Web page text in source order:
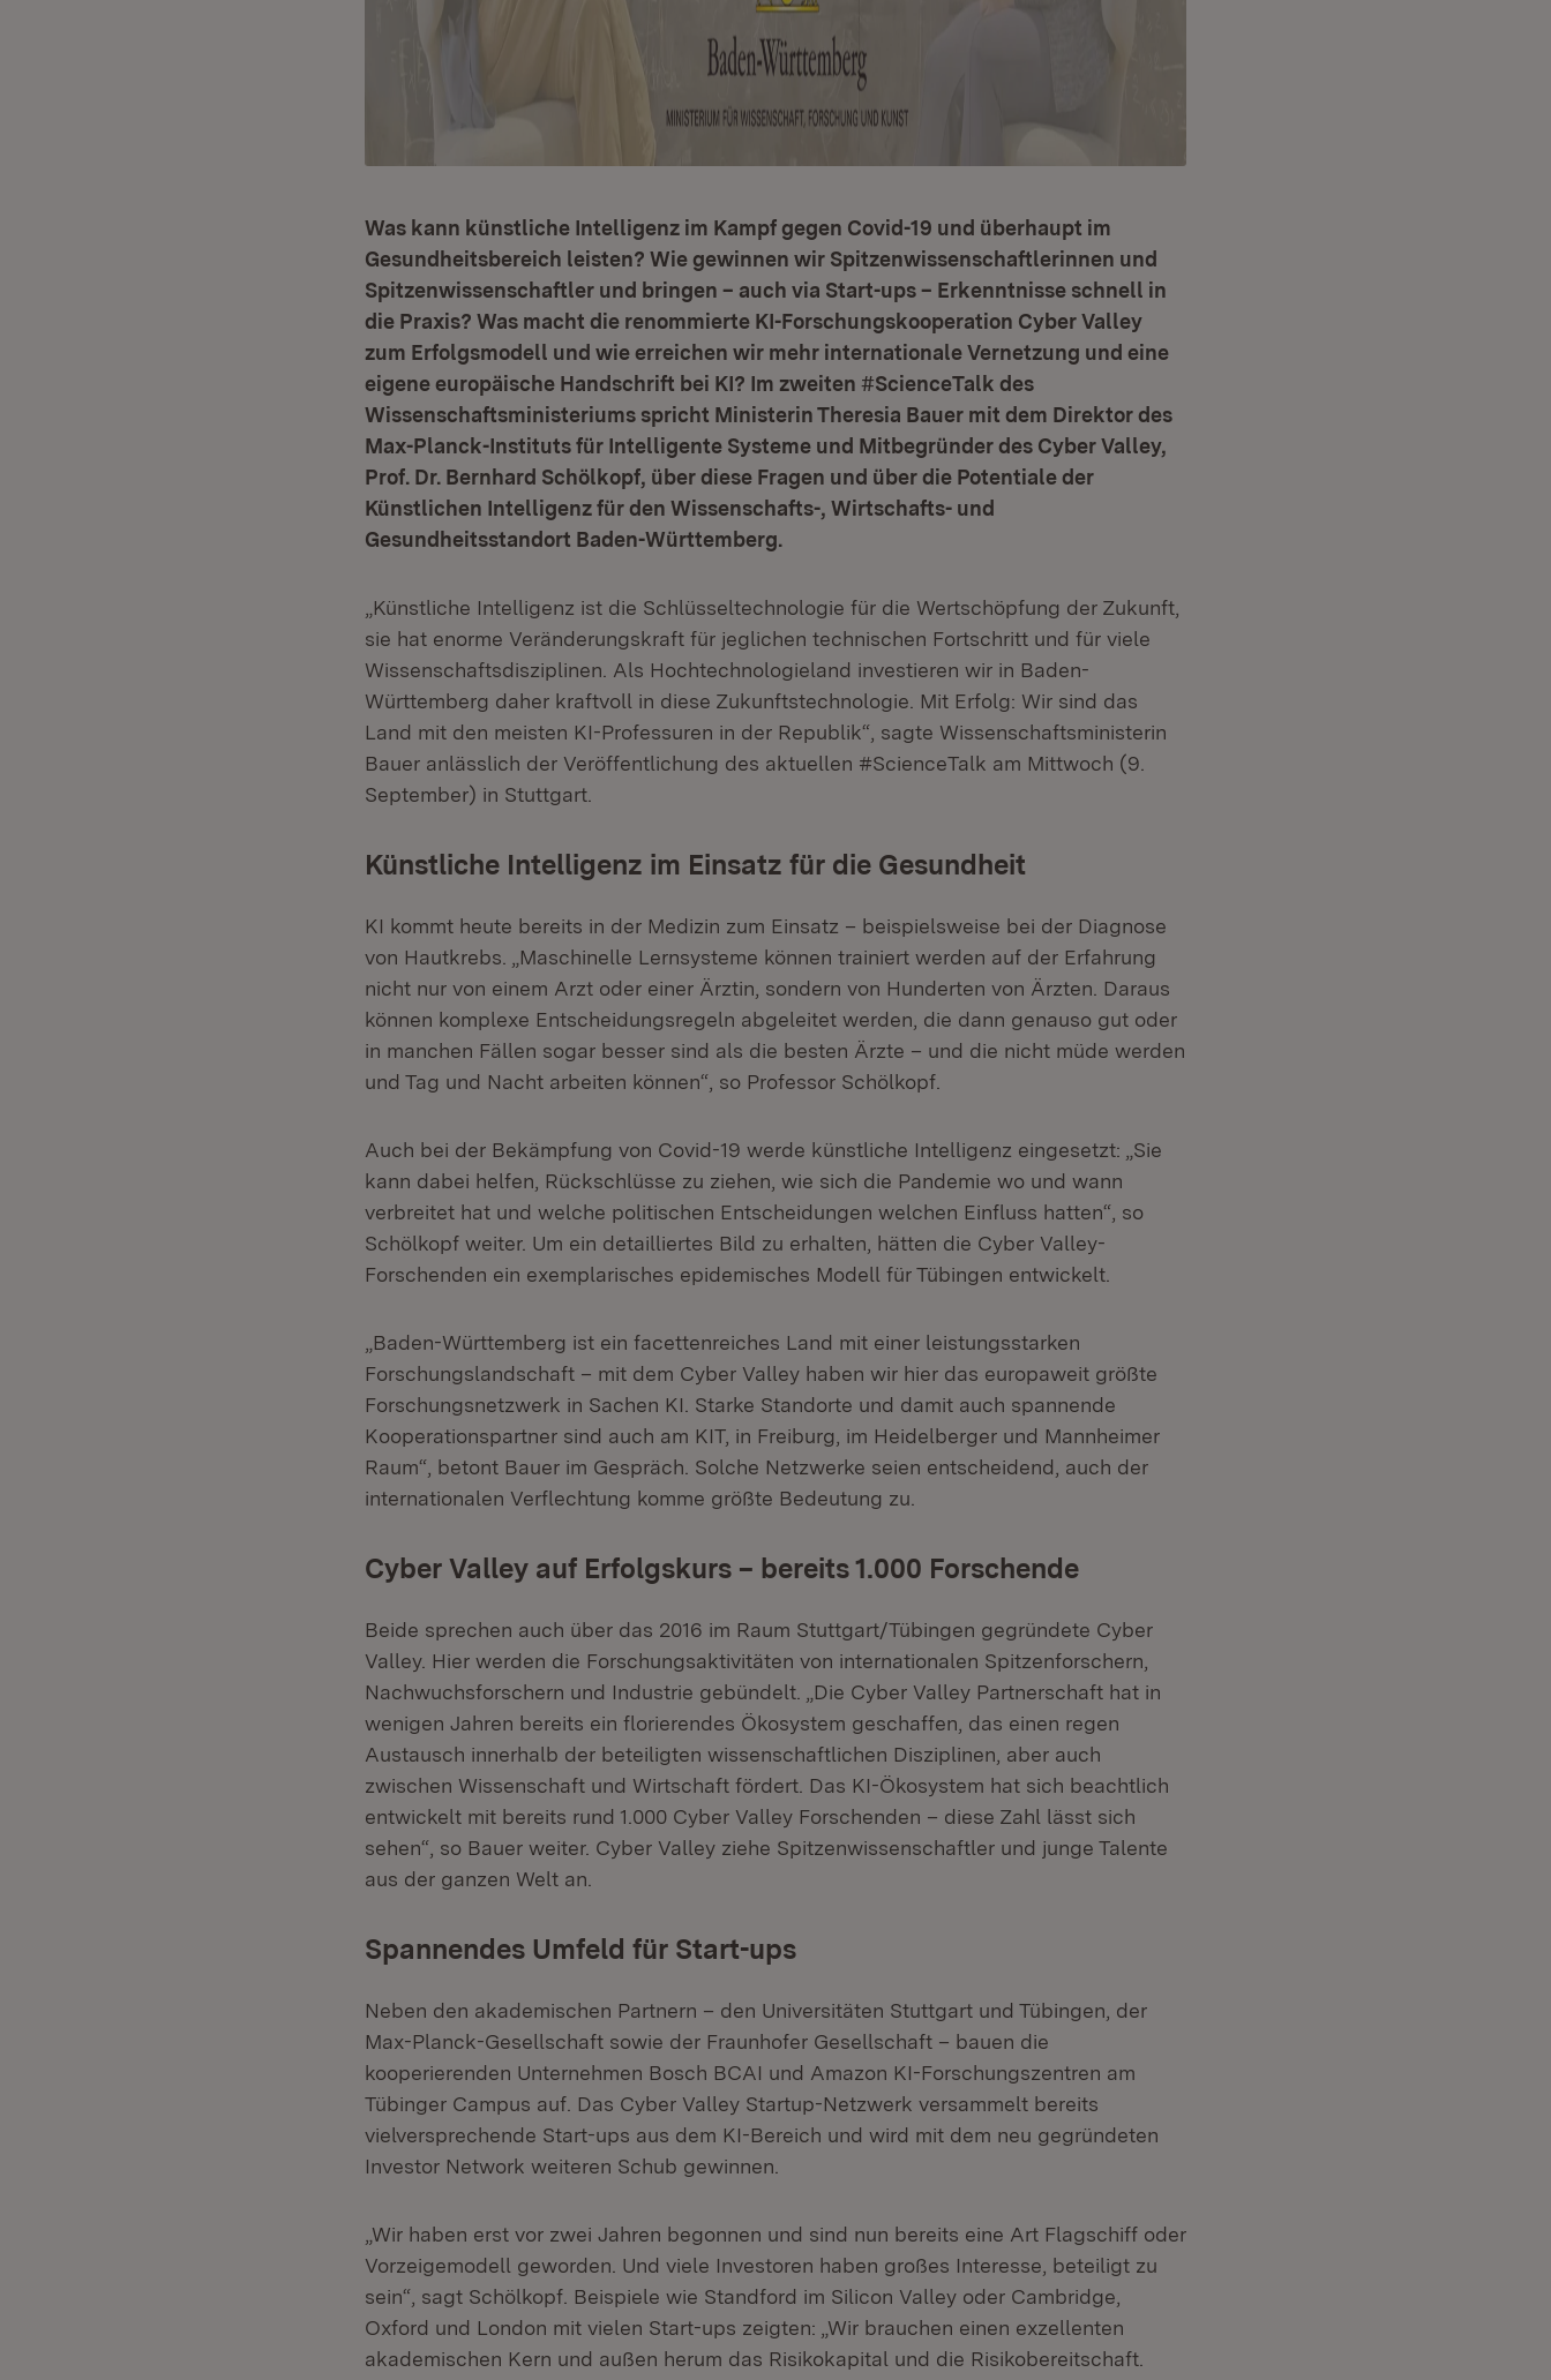
Was kann künstliche Intelligenz im Kampf gegen Covid-19 und überhaupt im
Gesundheitsbereich leisten? Wie gewinnen wir Spitzenwissenschaftlerinnen und
Spitzenwissenschaftler und bringen – auch via Start-ups – Erkenntnisse schnell in
die Praxis? Was macht die renommierte KI-Forschungskooperation Cyber Valley
zum Erfolgsmodell und wie erreichen wir mehr internationale Vernetzung und eine
eigene europäische Handschrift bei KI? Im zweiten #ScienceTalk des
Wissenschaftsministeriums spricht Ministerin Theresia Bauer mit dem Direktor des
Max-Planck-Instituts für Intelligente Systeme und Mitbegründer des Cyber Valley,
Prof. Dr. Bernhard Schölkopf, über diese Fragen und über die Potentiale der
Künstlichen Intelligenz für den Wissenschafts-, Wirtschafts- und
Gesundheitsstandort Baden-Württemberg.
„Künstliche Intelligenz ist die Schlüsseltechnologie für die Wertschöpfung der Zukunft,
sie hat enorme Veränderungskraft für jeglichen technischen Fortschritt und für viele
Wissenschaftsdisziplinen. Als Hochtechnologieland investieren wir in Baden-
Württemberg daher kraftvoll in diese Zukunftstechnologie. Mit Erfolg: Wir sind das
Land mit den meisten KI-Professuren in der Republik“, sagte Wissenschaftsministerin
Bauer anlässlich der Veröffentlichung des aktuellen #ScienceTalk am Mittwoch (9.
September) in Stuttgart.
Künstliche Intelligenz im Einsatz für die Gesundheit
KI kommt heute bereits in der Medizin zum Einsatz – beispielsweise bei der Diagnose
von Hautkrebs. „Maschinelle Lernsysteme können trainiert werden auf der Erfahrung
nicht nur von einem Arzt oder einer Ärztin, sondern von Hunderten von Ärzten. Daraus
können komplexe Entscheidungsregeln abgeleitet werden, die dann genauso gut oder
in manchen Fällen sogar besser sind als die besten Ärzte – und die nicht müde werden
und Tag und Nacht arbeiten können“, so Professor Schölkopf.
Auch bei der Bekämpfung von Covid-19 werde künstliche Intelligenz eingesetzt: „Sie
kann dabei helfen, Rückschlüsse zu ziehen, wie sich die Pandemie wo und wann
verbreitet hat und welche politischen Entscheidungen welchen Einfluss hatten“, so
Schölkopf weiter. Um ein detailliertes Bild zu erhalten, hätten die Cyber Valley-
Forschenden ein exemplarisches epidemisches Modell für Tübingen entwickelt.
„Baden-Württemberg ist ein facettenreiches Land mit einer leistungsstarken
Forschungslandschaft – mit dem Cyber Valley haben wir hier das europaweit größte
Forschungsnetzwerk in Sachen KI. Starke Standorte und damit auch spannende
Kooperationspartner sind auch am KIT, in Freiburg, im Heidelberger und Mannheimer
Raum“, betont Bauer im Gespräch. Solche Netzwerke seien entscheidend, auch der
internationalen Verflechtung komme größte Bedeutung zu.
Cyber Valley auf Erfolgskurs – bereits 1.000 Forschende
Beide sprechen auch über das 2016 im Raum Stuttgart/Tübingen gegründete Cyber
Valley. Hier werden die Forschungsaktivitäten von internationalen Spitzenforschern,
Nachwuchsforschern und Industrie gebündelt. „Die Cyber Valley Partnerschaft hat in
wenigen Jahren bereits ein florierendes Ökosystem geschaffen, das einen regen
Austausch innerhalb der beteiligten wissenschaftlichen Disziplinen, aber auch
zwischen Wissenschaft und Wirtschaft fördert. Das KI-Ökosystem hat sich beachtlich
entwickelt mit bereits rund 1.000 Cyber Valley Forschenden – diese Zahl lässt sich
sehen“, so Bauer weiter. Cyber Valley ziehe Spitzenwissenschaftler und junge Talente
aus der ganzen Welt an.
Spannendes Umfeld für Start-ups
Neben den akademischen Partnern – den Universitäten Stuttgart und Tübingen, der
Max-Planck-Gesellschaft sowie der Fraunhofer Gesellschaft – bauen die
kooperierenden Unternehmen Bosch BCAI und Amazon KI-Forschungszentren am
Tübinger Campus auf. Das Cyber Valley Startup-Netzwerk versammelt bereits
vielversprechende Start-ups aus dem KI-Bereich und wird mit dem neu gegründeten
Investor Network weiteren Schub gewinnen.
„Wir haben erst vor zwei Jahren begonnen und sind nun bereits eine Art Flagschiff oder
Vorzeigemodell geworden. Und viele Investoren haben großes Interesse, beteiligt zu
sein“, sagt Schölkopf. Beispiele wie Standford im Silicon Valley oder Cambridge,
Oxford und London mit vielen Start-ups zeigten: „Wir brauchen einen exzellenten
akademischen Kern und außen herum das Risikokapital und die Risikobereitschaft.